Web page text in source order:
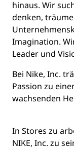
hinaus. Wir
denken,
Imagination.
Leader und
Bei Nike, Inc.
Passion zu
wachsenden
In Stores zu
NIKE, Inc. zu